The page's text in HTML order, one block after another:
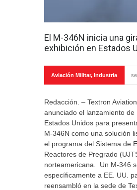
El M-346N inicia una
exhibición en Estados
Aviación Militar, Industria
Redacción. – Textron
anunciado el lanzamiento
Estados Unidos para
M-346N como una solución
el programa del Sistema de
Reactores de Pregrado
norteamericana. Un M-346
específicamente a EE. UU.
reensambló en la sede de